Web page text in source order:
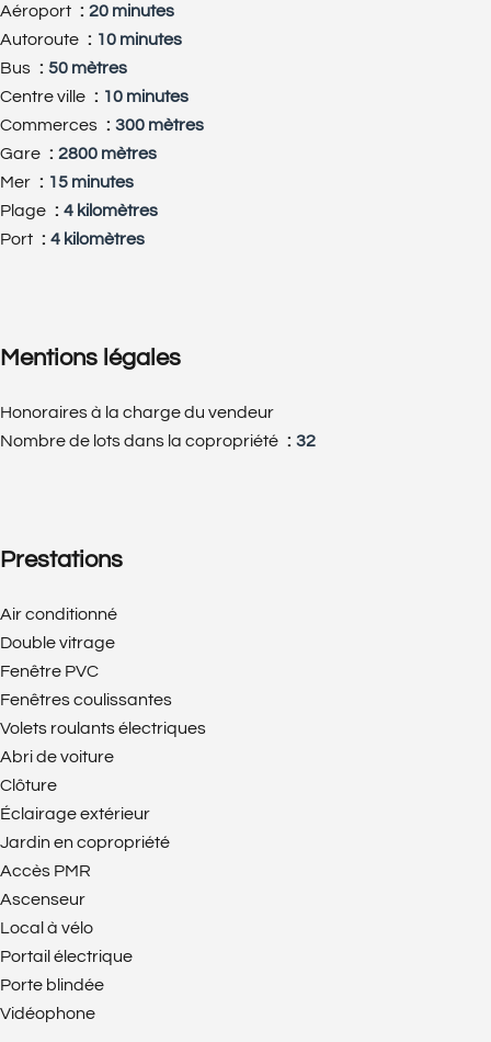
Aéroport
20 minutes
Autoroute
10 minutes
Bus
50 mètres
Centre ville
10 minutes
Commerces
300 mètres
Gare
2800 mètres
Mer
15 minutes
Plage
4 kilomètres
Port
4 kilomètres
Mentions légales
Honoraires à la charge du vendeur
Nombre de lots dans la copropriété
32
Prestations
Air conditionné
Double vitrage
Fenêtre PVC
Fenêtres coulissantes
Volets roulants électriques
Abri de voiture
Clôture
Éclairage extérieur
Jardin en copropriété
Accès PMR
Ascenseur
Local à vélo
Portail électrique
Porte blindée
Vidéophone